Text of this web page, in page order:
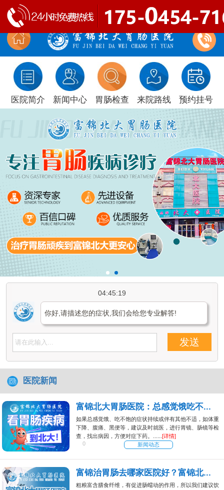
医院简介 新闻中心 胃肠检查 来院路线 预约挂号
04:45:19
你好,请描述您的症状,我们会给您专业解答!
发送
医院新闻
富锦北大胃肠医院：总感觉饿吃不...
如果总感觉饿、吃不饱的症状持续或伴有其他不适，如体重
下降、腹痛、黑便等，建议及时就医，进行胃镜、肠镜等检
查，找出病因，方便对症下药。......[详情]
0
新闻动态
富锦治胃肠去哪家医院好？富锦北...
粗粮富含膳食纤维，有促进肠蠕动的作用，所以我们建议饮